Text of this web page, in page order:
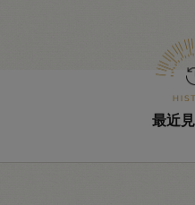
最近